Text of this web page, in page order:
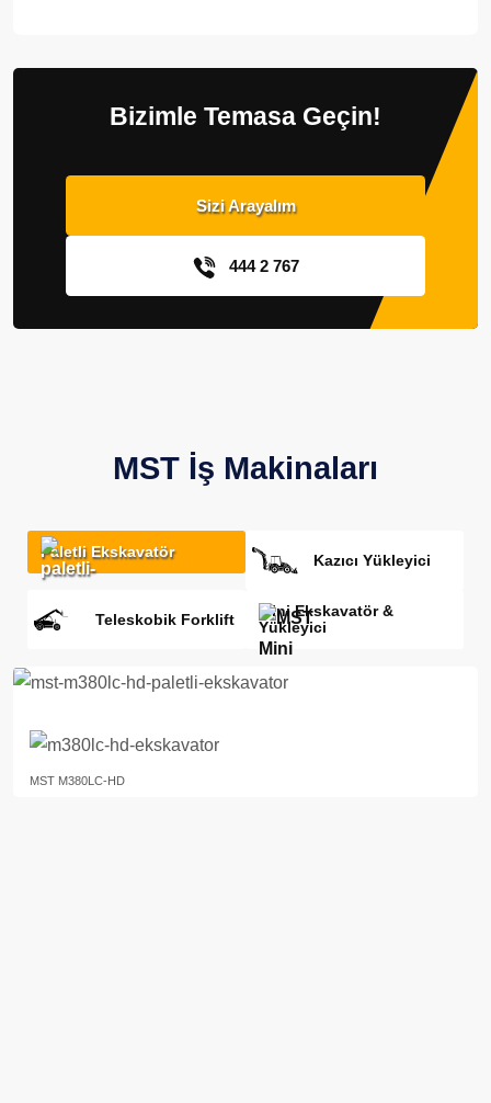
Bizimle Temasa Geçin!
Sizi Arayalım
444 2 767
MST İş Makinaları
Paletli Ekskavatör Kazıcı Yükleyici
Teleskobik Forklift
Mini Ekskavatör &
Yükleyici
MST M380LC-HD